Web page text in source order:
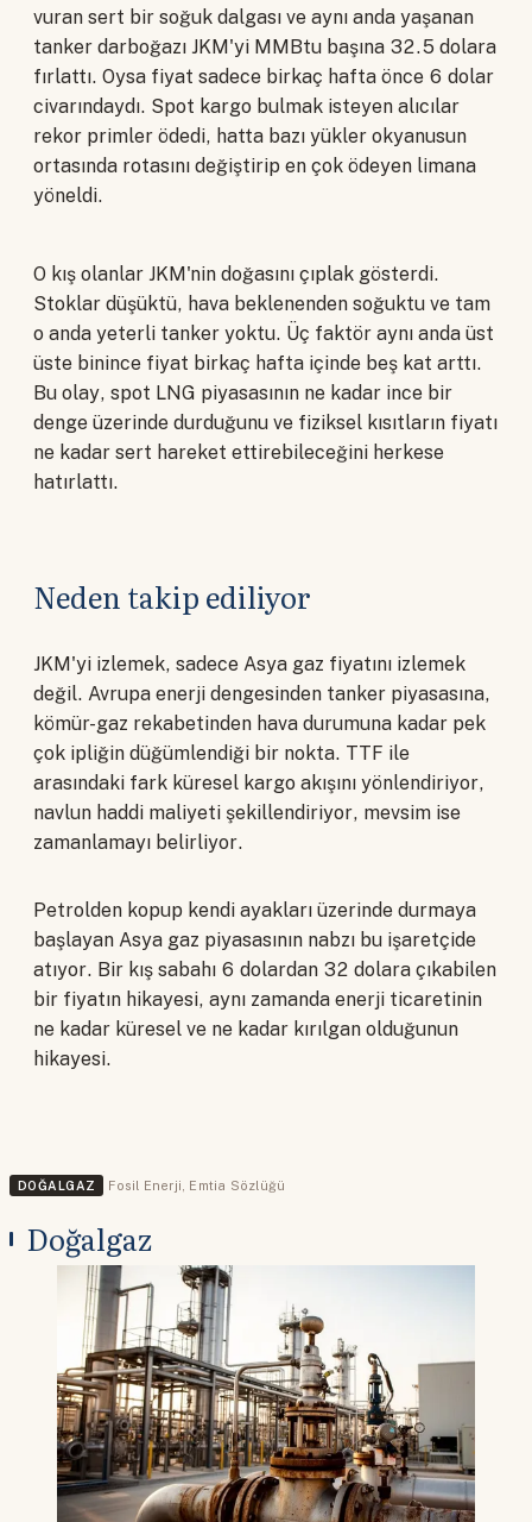
vuran sert bir soğuk dalgası ve aynı anda yaşanan
tanker darboğazı JKM'yi MMBtu başına 32.5 dolara
fırlattı. Oysa fiyat sadece birkaç hafta önce 6 dolar
civarındaydı. Spot kargo bulmak isteyen alıcılar
rekor primler ödedi, hatta bazı yükler okyanusun
ortasında rotasını değiştirip en çok ödeyen limana
yöneldi.
O kış olanlar JKM'nin doğasını çıplak gösterdi.
Stoklar düşüktü, hava beklenenden soğuktu ve tam
o anda yeterli tanker yoktu. Üç faktör aynı anda üst
üste binince fiyat birkaç hafta içinde beş kat arttı.
Bu olay, spot LNG piyasasının ne kadar ince bir
denge üzerinde durduğunu ve fiziksel kısıtların fiyatı
ne kadar sert hareket ettirebileceğini herkese
hatırlattı.
Neden takip ediliyor
JKM'yi izlemek, sadece Asya gaz fiyatını izlemek
değil. Avrupa enerji dengesinden tanker piyasasına,
kömür-gaz rekabetinden hava durumuna kadar pek
çok ipliğin düğümlendiği bir nokta. TTF ile
arasındaki fark küresel kargo akışını yönlendiriyor,
navlun haddi maliyeti şekillendiriyor, mevsim ise
zamanlamayı belirliyor.
Petrolden kopup kendi ayakları üzerinde durmaya
başlayan Asya gaz piyasasının nabzı bu işaretçide
atıyor. Bir kış sabahı 6 dolardan 32 dolara çıkabilen
bir fiyatın hikayesi, aynı zamanda enerji ticaretinin
ne kadar küresel ve ne kadar kırılgan olduğunun
hikayesi.
DOĞALGAZ Fosil Enerji, Emtia Sözlüğü
Doğalgaz